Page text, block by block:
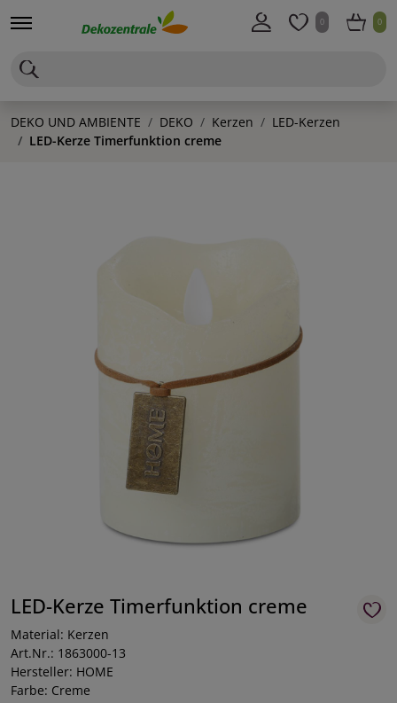
0 0
DEKO UND AMBIENTE DEKO Kerzen
LED-Kerzen
LED-Kerze Timerfunktion creme
LED-Kerze Timerfunktion creme
Material: Kerzen
Art.Nr.: 1863000-13
Hersteller: HOME
Farbe: Creme